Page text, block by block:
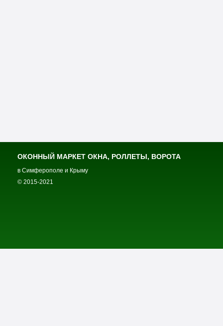
ОКОННЫЙ МАРКЕТ ОКНА, РОЛЛЕТЫ, ВОРОТА
в Симферополе и Крыму
© 2015-2021